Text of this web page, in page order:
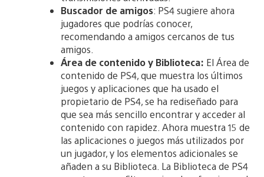
Buscador de amigos: PS4 sugiere ahora
jugadores que podrías conocer,
recomendando a amigos cercanos de tus
amigos.
Área de contenido y Biblioteca: El Área de
contenido de PS4, que muestra los últimos
juegos y aplicaciones que ha usado el
propietario de PS4, se ha rediseñado para
que sea más sencillo encontrar y acceder al
contenido con rapidez. Ahora muestra 15 de
las aplicaciones o juegos más utilizados por
un jugador, y los elementos adicionales se
añaden a su Biblioteca. La Biblioteca de PS4